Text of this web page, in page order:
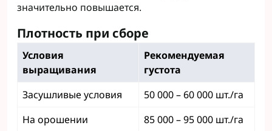
значительно повышается.
Плотность при сборе
Условия
выращивания
Рекомендуемая
густота
Засушливые условия
50 000 – 60 000 шт./га
На орошении
85 000 – 95 000 шт./га